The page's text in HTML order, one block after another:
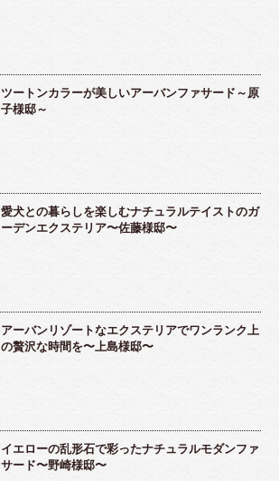
ツートンカラーが美しいアーバンファサード～原
子様邸～
愛犬との暮らしを楽しむナチュラルテイストのガ
ーデンエクステリア〜佐藤様邸〜
アーバンリゾートなエクステリアでワンランク上
の贅沢な時間を〜上島様邸〜
イエローの乱形石で彩ったナチュラルモダンファ
サード〜野崎様邸〜